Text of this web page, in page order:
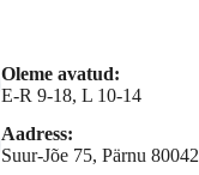
Oleme avatud:
E-R 9-18, L 10-14
Aadress:
Suur-Jõe 75, Pärnu 80042